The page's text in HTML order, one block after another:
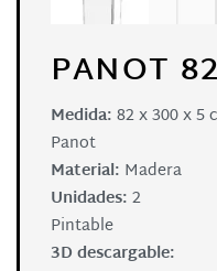
PANOT
Medida:82 x 300 x 5
Panot
Material: Madera
Unidades:2
Pintable
3D descargable: